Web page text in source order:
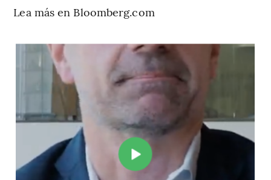
Lea más en Bloomberg.com